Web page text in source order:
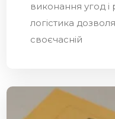
виконання угод і
логістика
своєчасній